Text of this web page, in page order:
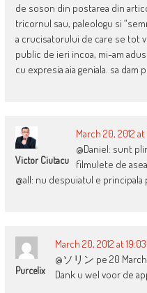
de soson din postarea din
tricornul sau, paleologu si
a crucisatorului de care se tot
public de ieri incoa, mi-am
cu expresia aia geniala. sa dam
Victor Ciutacu
March 20, 2012 at
@Daniel: sunt
filmulete de
@all: nu despuiatul e principala
Purcelix
March 20, 2012 at 19:03
@ソリン pe 20 March
Dank u wel voor de